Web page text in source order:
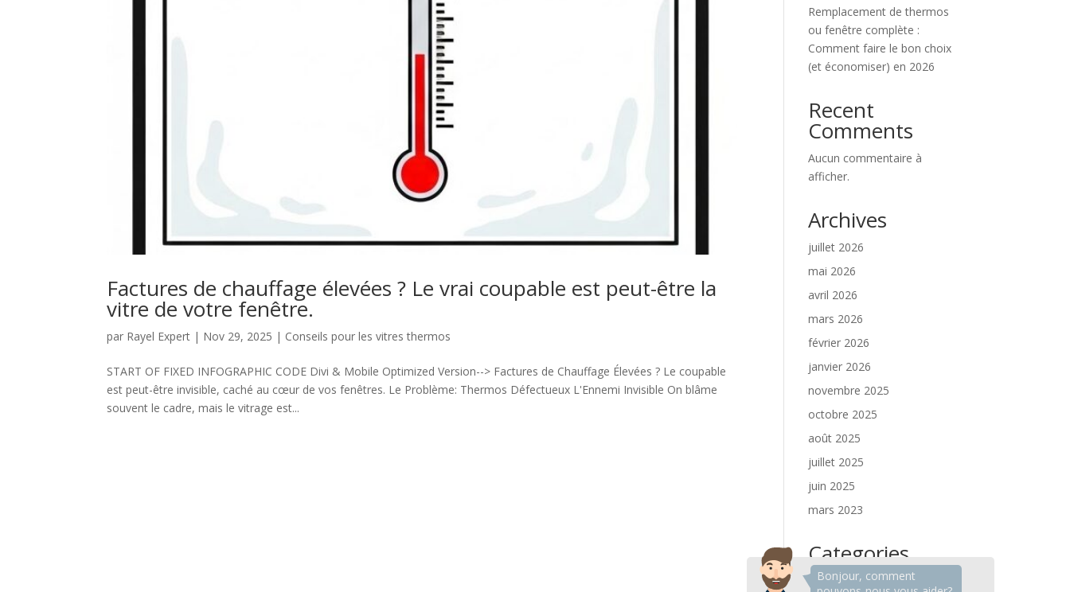
Factures de chauffage élevées ? Le vrai coupable est peut-être la
vitre de votre fenêtre.
par Rayel Expert | Nov 29, 2025 | Conseils pour les vitres thermos
START OF FIXED INFOGRAPHIC CODE Divi & Mobile Optimized Version--> Factures de Chauffage Élevées ? Le coupable
est peut-être invisible, caché au cœur de vos fenêtres. Le Problème: Thermos Défectueux L'Ennemi Invisible On blâme
souvent le cadre, mais le vitrage est...
Remplacement de thermos
ou fenêtre complète :
Comment faire le bon choix
(et économiser) en 2026
Recent
Comments
Aucun commentaire à
afficher.
Archives
juillet 2026
mai 2026
avril 2026
mars 2026
février 2026
janvier 2026
novembre 2025
octobre 2025
août 2025
juillet 2025
juin 2025
mars 2023
Categories
Conseils pour les vitres
Bonjour, comment